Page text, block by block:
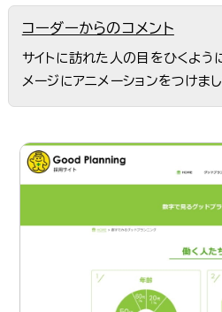
コーダーからのコメント
サイトに訪れた人の目をひくよう
メージにアニメーションをつけまし